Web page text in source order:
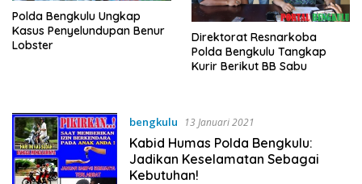
Polda Bengkulu Ungkap
Kasus Penyelundupan Benur
Lobster
Direktorat Resnarkoba
Polda Bengkulu Tangkap
Kurir Berikut BB Sabu
bengkulu 13 Januari 2021
Kabid Humas Polda Bengkulu:
Jadikan Keselamatan Sebagai
Kebutuhan!